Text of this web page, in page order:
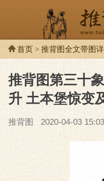
推
推背
首页> 推背图全文带图
推背图第三十
升 土本堡惊变
推背图 2020-04-03